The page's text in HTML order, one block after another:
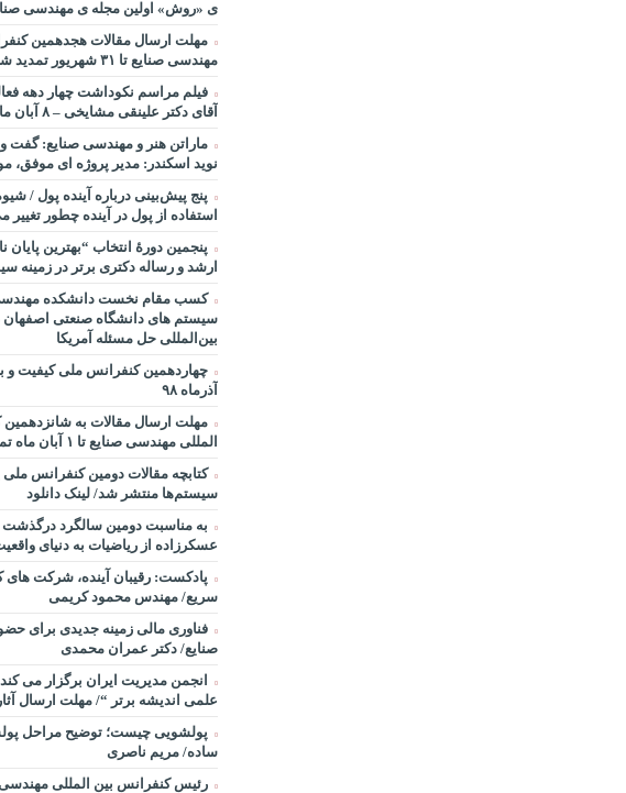
روی ماه و مریخ
پادکست/ سخنان دکتر سعید
مدیریت دارایی های فیزیکی
چطور در سازمان ها آینده پژوهی
شروع کنیم؟ برنامه چه باید باشد؟! /
فایل صوتی گفت و گوی رامبد
مصطفی تقوی در خصوص آینده
خندوانه
سخنرانی دکتر دیواندری در
بانکداری / کنفرانس ملی توسعه
بانکی
سخنرانی دکتر علیرضا فیض بخش
پژوهی نظام بانکداری / ۹ بهمن ماه ۹۲
ی «روش» اولین مجله ی مهندسی
مهلت ارسال مقالات هجدهمین
مهندسی صنایع تا ۳۱ شهریور تمدید شد.
فیلم مراسم نکوداشت چهار دهه
آقای دکتر علینقی مشایخی – ۸ آبان ماه ۹۹
ماراتن هنر و مهندسی صنایع: گفت
نوید اسکندر: مدیر پروژه ای موفق،
پنج پیش‌بینی درباره آینده پول /
استفاده از پول در آینده چطور تغییر
پنجمین دورۀ انتخاب “بهترین پایان
ارشد و رساله دکتری برتر در زمینه
کسب مقام نخست دانشکده
سیستم های دانشگاه صنعتی اصفهان
بین‌المللی حل مسئله آمریکا
آذرماه ۹۸
مهلت ارسال مقالات به شانزدهمین
المللی مهندسی صنایع تا ۱ آبان ماه تمدید شد.
کتابچه مقالات دومین کنفرانس
سیستم‌ها منتشر شد/ لینک دانلود
به مناسبت دومین سالگرد درگذشت
عسکرزاده از ریاضیات به دنیای
پادکست: رقیبان آینده، شرکت های
سریع/ مهندس محمود کریمی
فناوری مالی زمینه جدیدی برای
صنایع/ دکتر عمران محمدی
انجمن مدیریت ایران برگزار می
علمی اندیشه برتر “/ مهلت ارسال آثار ۱۵ شهریور
پولشویی چیست؛ توضیح مراحل
ساده/ مریم ناصری
رئیس کنفرانس بین المللی مهندسی